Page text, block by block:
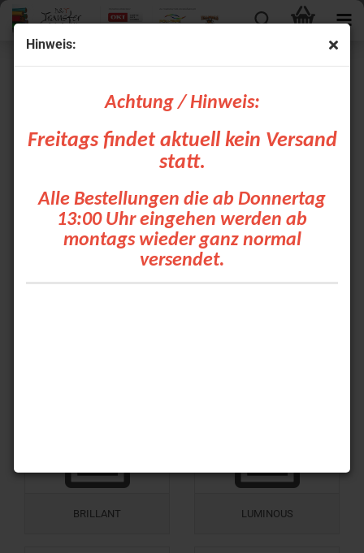
Hinweis:
Achtung / Hinweis:
Freitags findet aktuell kein Versand
statt.
Alle Bestellungen die ab Donnertag
13:00 Uhr eingehen werden ab
montags wieder ganz normal
versendet.
POLI-FLEX® IMAGE sind qualitativ hochwertige Flex-Folien mit
modischem Design und speziellen Effektoberflächen.
POLI-FLEX® IMAGE ist geeignet zur Übertragung auf Textilien wie
Baumwolle, Mischgewebe aus Polyester/Baumwolle und
T-Shirts, Trikots, Sport- und Freizeitbekleidungen, Sporttaschen
BRILLANT LUMINOUS